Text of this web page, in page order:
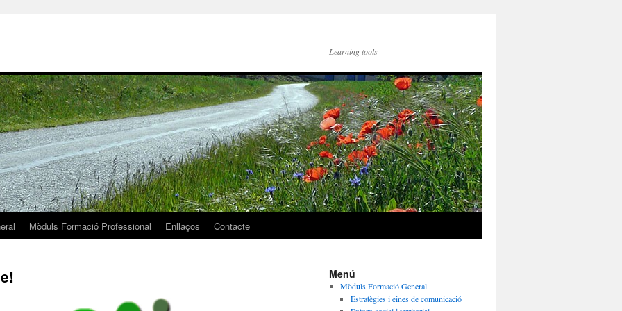
Learning tools
Mòduls Formació Professional Enllaços Contacte
Menú
Mòduls Formació General
Estratègies i eines de comunicació